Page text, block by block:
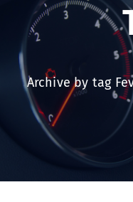
Archive by tag